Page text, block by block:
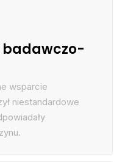
badawczo-
wsparcie
niestandardowe